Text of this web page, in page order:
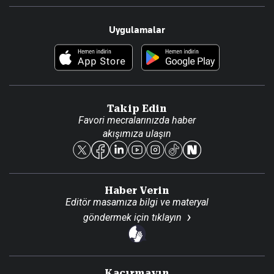
Foto Haber
Künye
Reklam Ver
Uygulamalar
Takip Edin
Favori mecralarınızda haber
akışımıza ulaşın
Haber Verin
Editör masamıza bilgi ve materyal
göndermek için tıklayın